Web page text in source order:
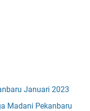
Januari 2023
Madani Pekanbaru